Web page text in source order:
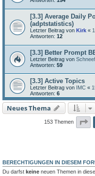
[3.3] Average Daily
(adptstatistics)
Letzter Beitrag von Kirk «
Antworten: 12
[3.3] Better Prompt
Letzter Beitrag von
Antworten: 59
[3.3] Active Topics
Letzter Beitrag von IMC «
Antworten: 6
Neues Thema
153 Themen
BERECHTIGUNGEN IN DIESEM
Du darfst keine neuen Themen in